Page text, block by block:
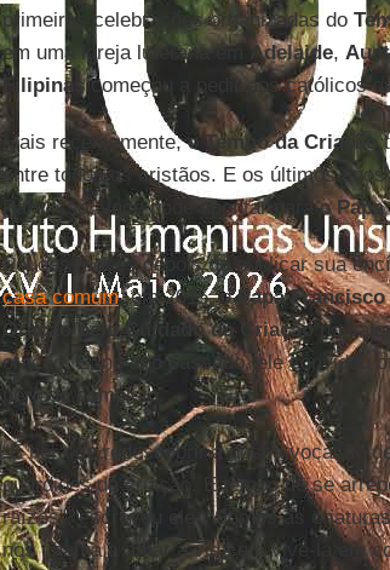
primeiras celebrações organizadas do
em uma igreja luterana em
Adelaide,
Filipinascomeçou a pedir aos católicos
Mais recentemente, oTempo da Criação
entre todos os cristãos. E os últimos
Para isso, você pode apontar para o
Poucos meses depois de publicar sua
casa comum, em 2015, oPapa Francisco
Oração pelo Cuidado da Criaçãono
oração. E, no ano passado, ele convidou
período completo.
“É hora de redescobrir a nossa vocação
guardiões da criação. É tempo de se
raízes”, escreveu ele. “Somos as
nos chama a amar a vida e a vivê-la em